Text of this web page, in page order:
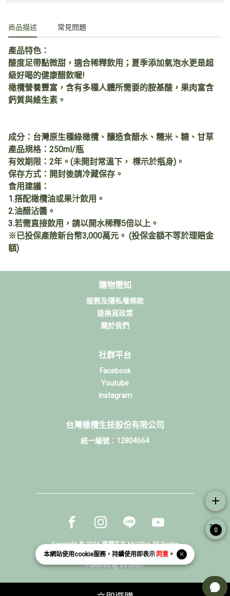
本網站使用cookie服務，持續使用即表示 同意。
商品描述 常見問題
產品特色：
酸度足帶點微甜，適合稀釋飲用；夏季添加氣泡水更是超
級好喝的健康醋飲喔!
橄欖營養豐富，含有多種人體所需要的胺基酸，果肉富含
鈣質與維生素。
成分：台灣原生種綠橄欖、釀造食醋水、糯米、糖、甘草
產品規格：250ml/瓶
有效期限：2年。(未開封常溫下， 標示於瓶身)。
保存方式：開封後請冷藏保存。
食用建議：
1.搭配橄欖油或果汁飲用。
2.油醋沾醬。
3.若需直接飲用，請以開水稀釋5倍以上。
※已投保產險新台幣3,000萬元。 (投保金額不等於理賠金
額)
購物需知
服務及隱私權條款
退換貨政策
關於我們
社群平台
Facebook
Youtube
instagram
台灣橄欖生技股份有限公司
統一編號：12804664
Facebook page
Instagram page
Line pageYoutube page
Copyright © 2026 橄欖先生 Mr.Olive All Rights
Reserved.
Powered byBVSHOP.
add
0